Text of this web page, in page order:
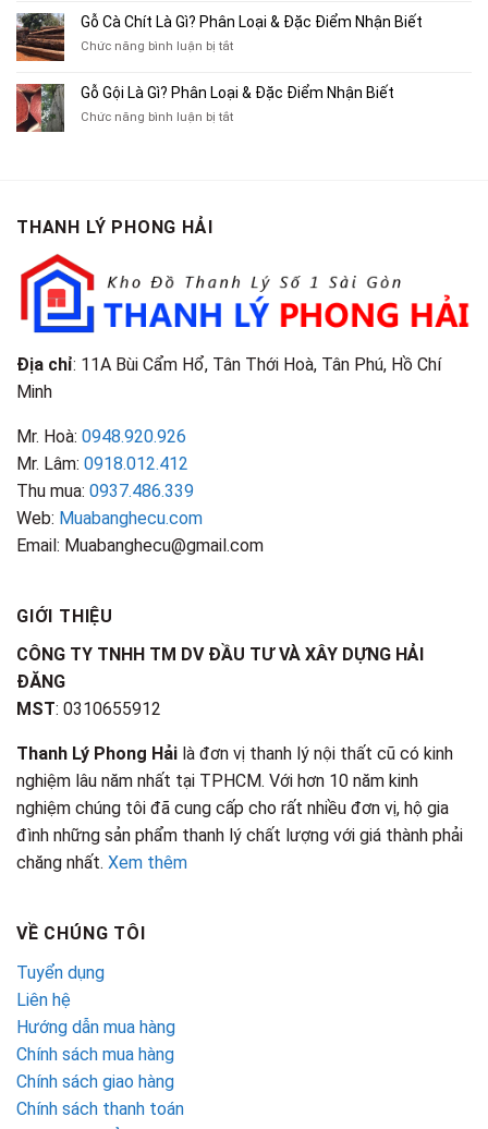
Cũ,
Xe
Cũ
TP.HCM
Sách
Tạp
Chí
Địa
Chỉ
Bán
Áo
Gỗ Cà Chít Là Gì? Phân Loại & Đặc Điểm Nhận Biết
Chức năng bình luận bị tắtở
Chít
Là
Gỗ Gội Là Gì? Phân Loại & Đặc Điểm Nhận Biết
Chức năng bình luận bị tắtở
Điểm
Nhận
Biết
THANH LÝ PHONG HẢI
Địa chỉ: 11A Bùi Cẩm Hổ, Tân Thới Hoà, Tân Phú, Hồ Chí
Minh
Mr. Hoà: 0948.920.926
Mr. Lâm: 0918.012.412
Thu mua: 0937.486.339
Web: Muabanghecu.com
Email: Muabanghecu@gmail.com
GIỚI THIỆU
CÔNG TY TNHH TM DV ĐẦU TƯ VÀ XÂY DỰNG HẢI
ĐĂNG
MST: 0310655912
Thanh Lý Phong Hải là đơn vị thanh lý nội thất cũ có kinh
nghiệm lâu năm nhất tại TPHCM. Với hơn 10 năm kinh
nghiệm chúng tôi đã cung cấp cho rất nhiều đơn vị, hộ gia
đình những sản phẩm thanh lý chất lượng với giá thành phải
chăng nhất. Xem thêm
VỀ CHÚNG TÔI
Tuyển dụng
Liên hệ
Hướng dẫn mua hàng
Chính sách mua hàng
Chính sách giao hàng
Chính sách thanh toán